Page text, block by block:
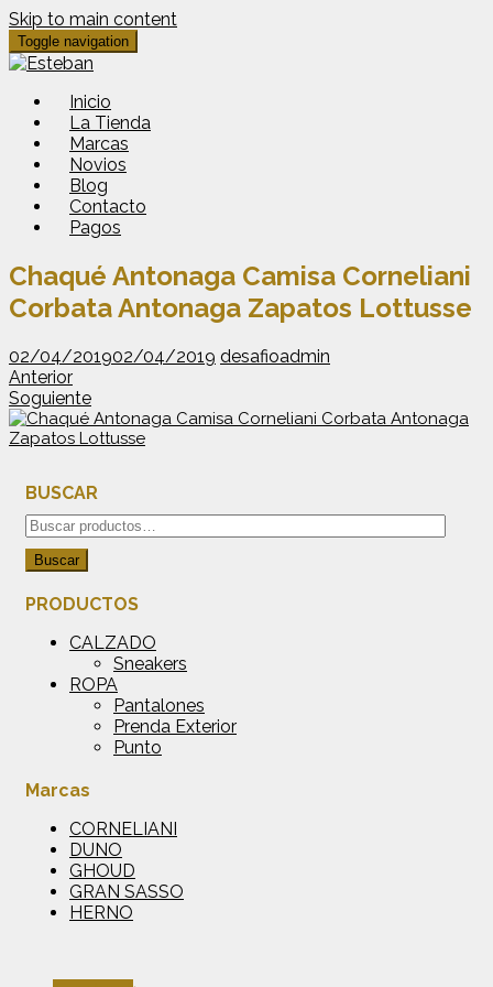
Skip to main content
Toggle navigation
Inicio
La Tienda
Marcas
Novios
Blog
Contacto
Pagos
Chaqué Antonaga Camisa Corneliani
Corbata Antonaga Zapatos Lottusse
02/04/201902/04/2019 desafioadmin
Anterior
Soguiente
BUSCAR
Buscar
por:
Buscar
PRODUCTOS
CALZADO
Sneakers
ROPA
Pantalones
Prenda Exterior
Punto
Marcas
CORNELIANI
DUNO
GHOUD
GRAN SASSO
HERNO